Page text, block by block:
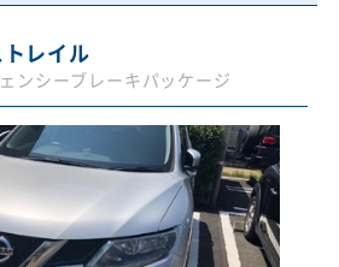
レイル
ンシーブレーキパッケージ